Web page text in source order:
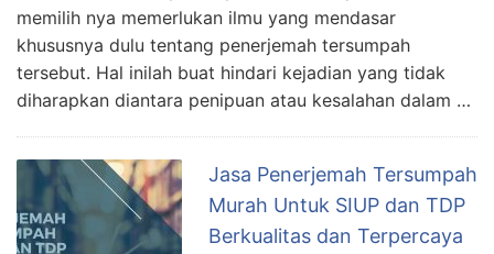
memilih nya memerlukan ilmu yang mendasar
khususnya dulu tentang penerjemah tersumpah
tersebut. Hal inilah buat hindari kejadian yang tidak
diharapkan diantara penipuan atau kesalahan dalam …
Jasa Penerjemah Tersumpah
Murah Untuk SIUP dan TDP
Berkualitas dan Terpercaya